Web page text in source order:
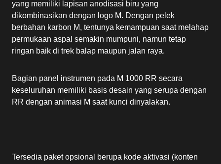
yang memiliki lapisan anodisasi biru yang
dikombinasikan dengan logo M. Dengan pelek
berbahan karbon M, tentunya kemampuan saat melahap
permukaan aspal semakin mumpuni, namun tetap
ringan baik di trek balap maupun jalan raya.
Bagian panel instrumen pada M 1000 RR secara
keseluruhan memiliki basis desain yang serupa dengan
RR dengan animasi M saat kunci dinyalakan.
Tersedia paket opsional berupa kode aktivasi (konten